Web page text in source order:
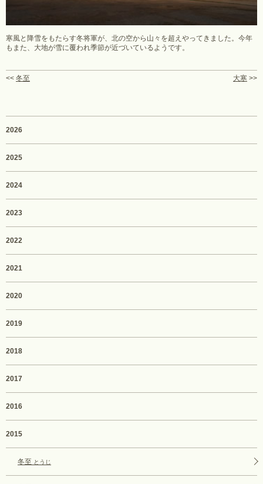
寒風と降雪をもたらす冬将軍が、北の空から山々を超えやってきました。今年
もまた、大地が雪に覆われ季節が近づいているようです。
<< 冬至 大寒 >>
2026
2025
2024
2023
2022
2021
2020
2019
2018
2017
2016
2015
冬至 とうじ